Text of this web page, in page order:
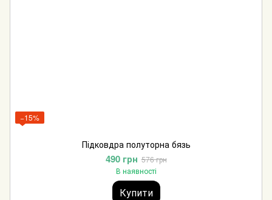
−15%
Підковдра полуторна бязь
490 грн 576 грн
В наявності
Купити